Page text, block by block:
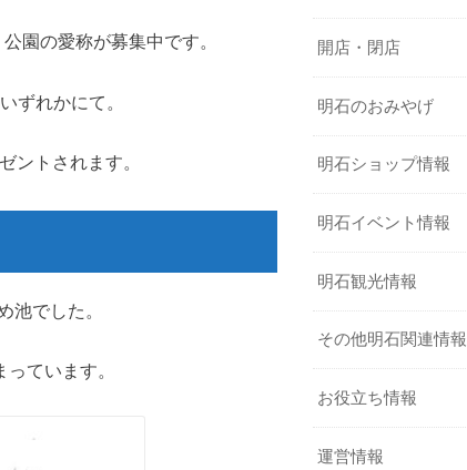
園の愛称が募集中です。
ずれかにて。
ントされます。
池でした。
ています。
開店・閉店
明石のおみやげ
明石ショップ情報
明石イベント情報
明石観光情報
その他明石関連情報
お役立ち情報
運営情報